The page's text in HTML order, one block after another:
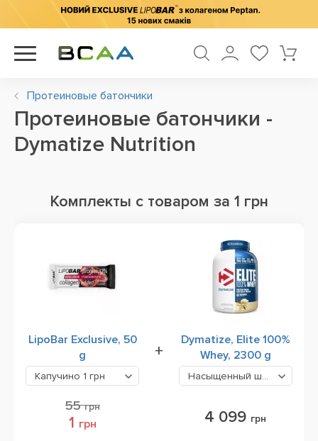
Протеиновые батончики
Протеиновые батончики -
Dymatize Nutrition
Комплекты с товаром за 1 грн
LipoBar Exclusive, 50
g
Капучино 1 грн
55грн
1 грн
+
Dymatize, Elite 100%
Whey, 2300 g
Насыщенный шоколадный
4 099 грн